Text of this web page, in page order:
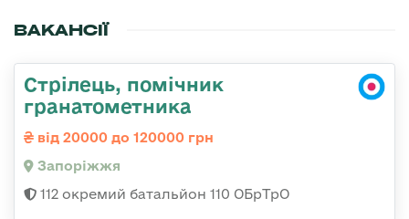
ВАКАНСІЇ
Стрілець, помічник
гранатометника
від 20000 до 120000 грн
Запоріжжя
112 окремий батальйон 110 ОБрТрО